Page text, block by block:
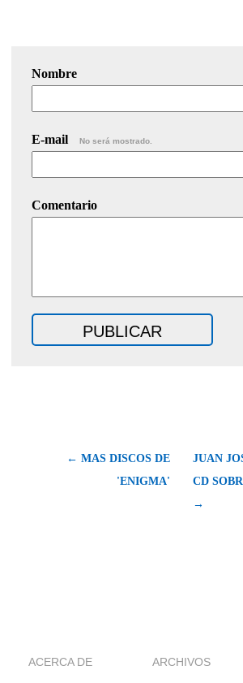
Nombre
E-mail No será mostrado.
Comentario
← MAS DISCOS DE
'ENIGMA'
JUAN
CD
→
ACERCA DE ARCHIVOS